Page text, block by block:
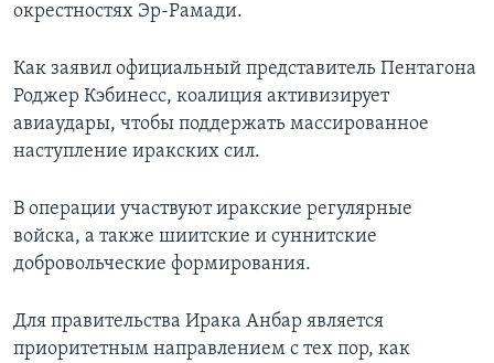
окрестностях Эр-Рамади.
Как заявил официальный представитель Пентагона
Роджер Кэбинесс, коалиция активизирует
авиаудары, чтобы поддержать массированное
наступление иракских сил.
В операции участвуют иракские регулярные
войска, а также шиитские и суннитские
добровольческие формирования.
Для правительства Ирака Анбар является
приоритетным направлением с тех пор, как